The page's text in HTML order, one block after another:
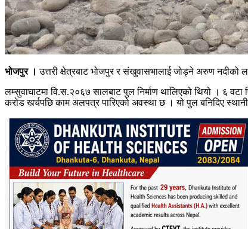
भोजपुर । उत्तरी क्षेत्रबाट भोजपुर र संखुवासभालाई जोड्ने अरुण नदीको
लम्सुवाघाटमा वि.स.२०६७ सालबाट पुल निर्माण थालिएको थियो । ६
करोड खर्चपछि काम अलपत्र पारिएको अवस्था छ । यो पुल बनिदिए